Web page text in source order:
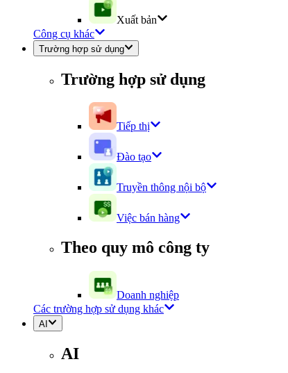
Xuất bản
Công cụ khác
Trường hợp sử dụng
Trường hợp sử dụng
Tiếp thị
Đào tạo
Truyền thông nội bộ
Việc bán hàng
Theo quy mô công ty
Doanh nghiệp
Các trường hợp sử dụng khác
AI
AI